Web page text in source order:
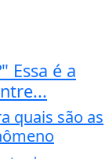
Essa é a
quais são as